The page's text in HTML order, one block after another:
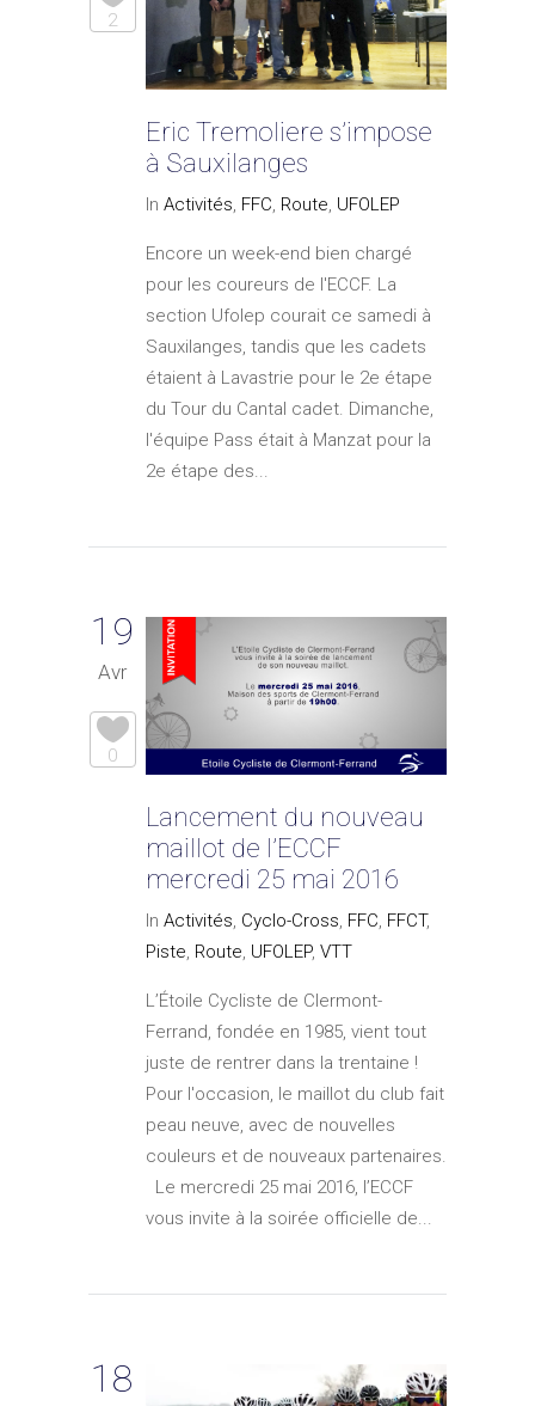
2
Eric Tremoliere s’impose
à Sauxilanges
In Activités, FFC, Route, UFOLEP
Encore un week-end bien chargé
pour les coureurs de l'ECCF. La
section Ufolep courait ce samedi à
Sauxilanges, tandis que les cadets
étaient à Lavastrie pour le 2e étape
du Tour du Cantal cadet. Dimanche,
l'équipe Pass était à Manzat pour la
2e étape des...
19
Avr
0
Lancement du nouveau
maillot de l’ECCF
mercredi 25 mai 2016
In Activités, Cyclo-Cross, FFC, FFCT,
Piste, Route, UFOLEP, VTT
L’Étoile Cycliste de Clermont-
Ferrand, fondée en 1985, vient tout
juste de rentrer dans la trentaine !
Pour l'occasion, le maillot du club fait
peau neuve, avec de nouvelles
couleurs et de nouveaux partenaires.
Le mercredi 25 mai 2016, l’ECCF
vous invite à la soirée officielle de...
18